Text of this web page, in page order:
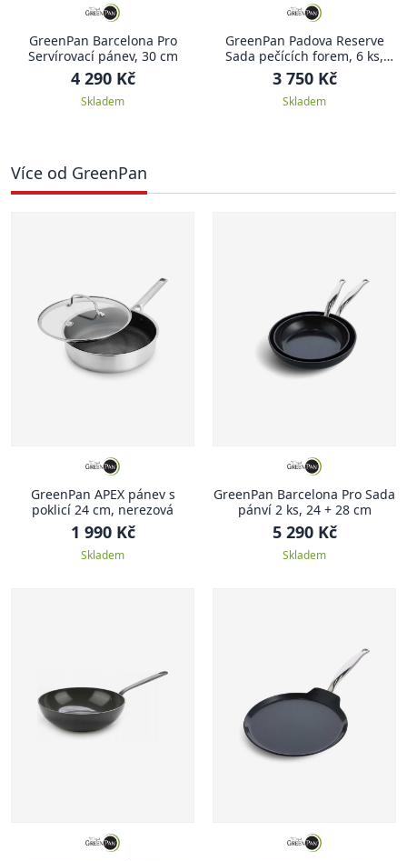
GreenPan Barcelona Pro
Servírovací pánev, 30 cm
4 290 Kč
Skladem
GreenPan Padova Reserve
Sada pečících forem, 6 ks,
tmavě zelená
3 750 Kč
Skladem
Více od GreenPan
GreenPan APEX pánev s
poklicí 24 cm, nerezová
1 990 Kč
Skladem
GreenPan Barcelona Pro Sada
pánví 2 ks, 24 + 28 cm
5 290 Kč
Skladem